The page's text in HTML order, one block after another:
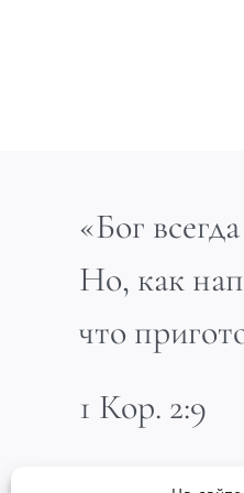
«Бог
Но, как
что
1 Кор. 2:9